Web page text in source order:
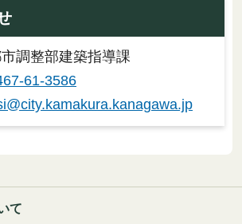
調整部建築指導課
61-3586
て